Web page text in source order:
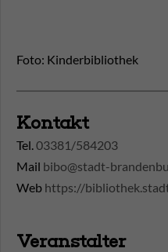
Foto: Kinderbibliothek
Kontakt
Tel.03381/584203
Mail bibo@stadt-
Web https://
Veranstalter